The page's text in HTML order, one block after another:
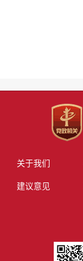
关于我们
建议意见